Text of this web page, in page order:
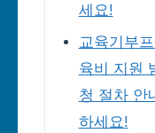
세요!
교육기부
육비 지원
청 절차 안
하세요!